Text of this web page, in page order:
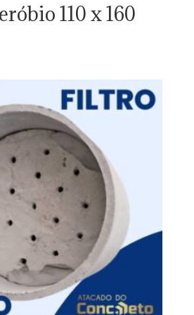
110 x 160